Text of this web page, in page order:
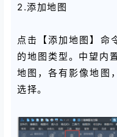
2.添加地图
点击【添加地图】命
的地图类型。中望内
地图，各有影像地图
选择。